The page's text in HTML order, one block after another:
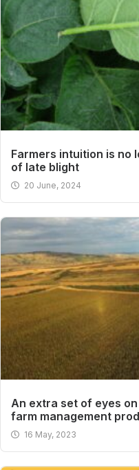
Farmers intuition is no
of late blight
20 June, 2024
An extra set of eyes
farm management
16 May, 2023